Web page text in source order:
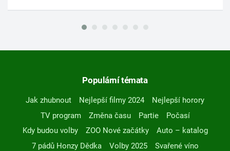
Populární témata
Jak zhubnout Nejlepší filmy 2024
Nejlepší horory
TV program
Změna času Partie
Počasí
Kdy budou volby
ZOO Nové začátky
Auto – katalog
7 pádů Honzy Dědka
Volby 2025
Svařené víno